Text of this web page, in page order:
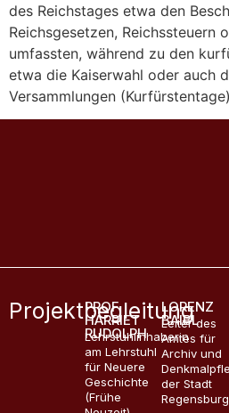
des Reichstages etwa den
Reichsgesetzen, Reichssteuern
umfassten, während zu den
etwa die Kaiserwahl oder auch
Versammlungen
Projektbegleitung
PROF.
HARRIET
RUDOLPH
Lehrstuhlinhaberin
am Lehrstuhl
für Neuere
Geschichte
(Frühe
LORENZ
BAIBL
Leiter des
Amtes für
Archiv und
der Stadt
Regensburg